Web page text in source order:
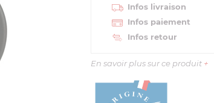
Infos livraison
Infos paiement
Infos retour
En savoir plus sur ce produit +